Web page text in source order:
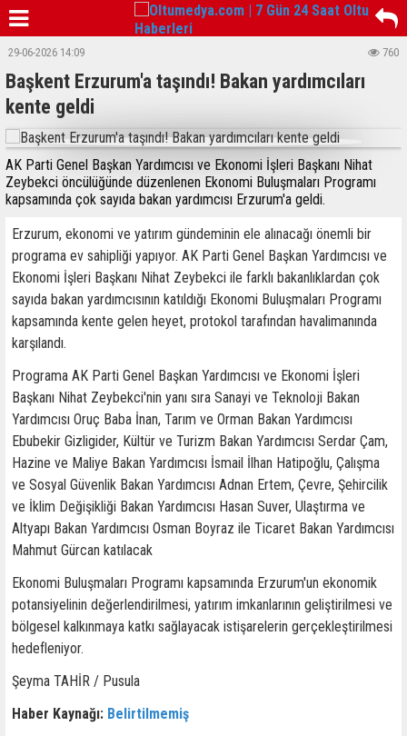
29-06-2026 14:09 760
Başkent Erzurum'a taşındı! Bakan yardımcıları
kente geldi
AK Parti Genel Başkan Yardımcısı ve Ekonomi İşleri Başkanı Nihat
Zeybekci öncülüğünde düzenlenen Ekonomi Buluşmaları Programı
kapsamında çok sayıda bakan yardımcısı Erzurum'a geldi.
Erzurum, ekonomi ve yatırım gündeminin ele alınacağı önemli bir
programa ev sahipliği yapıyor. AK Parti Genel Başkan Yardımcısı ve
Ekonomi İşleri Başkanı Nihat Zeybekci ile farklı bakanlıklardan çok
sayıda bakan yardımcısının katıldığı Ekonomi Buluşmaları Programı
kapsamında kente gelen heyet, protokol tarafından havalimanında
karşılandı.
Programa AK Parti Genel Başkan Yardımcısı ve Ekonomi İşleri
Başkanı Nihat Zeybekci'nin yanı sıra Sanayi ve Teknoloji Bakan
Yardımcısı Oruç Baba İnan, Tarım ve Orman Bakan Yardımcısı
Ebubekir Gizligider, Kültür ve Turizm Bakan Yardımcısı Serdar Çam,
Hazine ve Maliye Bakan Yardımcısı İsmail İlhan Hatipoğlu, Çalışma
ve Sosyal Güvenlik Bakan Yardımcısı Adnan Ertem, Çevre, Şehircilik
ve İklim Değişikliği Bakan Yardımcısı Hasan Suver, Ulaştırma ve
Altyapı Bakan Yardımcısı Osman Boyraz ile Ticaret Bakan Yardımcısı
Mahmut Gürcan katılacak
Ekonomi Buluşmaları Programı kapsamında Erzurum'un ekonomik
potansiyelinin değerlendirilmesi, yatırım imkanlarının geliştirilmesi ve
bölgesel kalkınmaya katkı sağlayacak istişarelerin gerçekleştirilmesi
hedefleniyor.
Şeyma TAHİR / Pusula
Haber Kaynağı: Belirtilmemiş